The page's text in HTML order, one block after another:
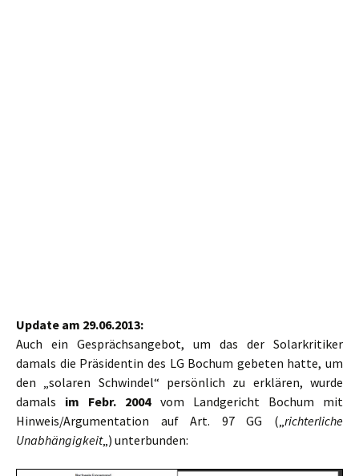
Update am 29.06.2013:
Auch ein Gesprächsangebot, um das der Solarkritiker
damals die Präsidentin des LG Bochum gebeten hatte, um
den „solaren Schwindel“ persönlich zu erklären, wurde
damals im Febr. 2004vom Landgericht Bochum mit
Hinweis/Argumentation auf Art. 97 GG („richterliche
Unabhängigkeit„) unterbunden: